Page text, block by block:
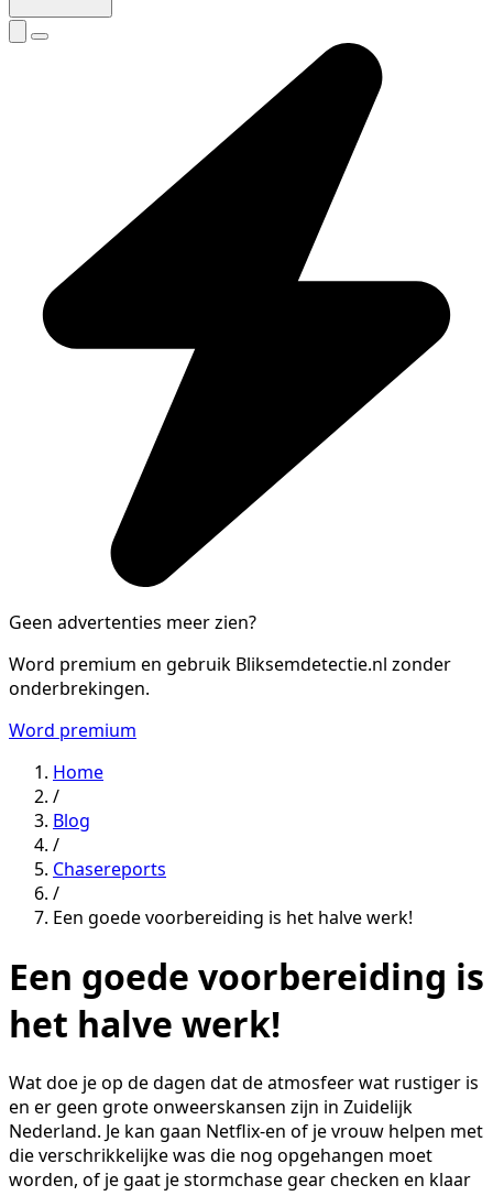
Geen advertenties meer zien?
Word premium en gebruik Bliksemdetectie.nl zonder
onderbrekingen.
Word premium
Home
/
Blog
/
Chasereports
/
Een goede voorbereiding is het halve werk!
Een goede voorbereiding is
het halve werk!
Wat doe je op de dagen dat de atmosfeer wat rustiger is
en er geen grote onweerskansen zijn in Zuidelijk
Nederland. Je kan gaan Netflix-en of je vrouw helpen met
die verschrikkelijke was die nog opgehangen moet
worden, of je gaat je stormchase gear checken en klaar